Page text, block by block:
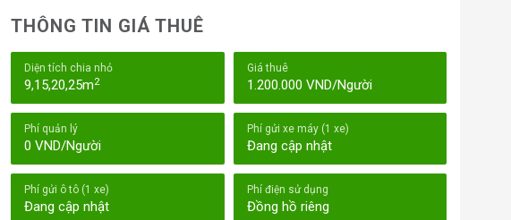
THÔNG TIN GIÁ THUÊ
Diện tích chia nhỏ
9,15,20,25m2
Giá thuê
1.200.000 VND/Người
Phí quản lý
0 VND/Người
Phí gửi xe máy (1 xe)
Đang cập nhật
Phí gửi ô tô (1 xe)
Đang cập nhật
Phí điện sử dụng
Đồng hồ riêng